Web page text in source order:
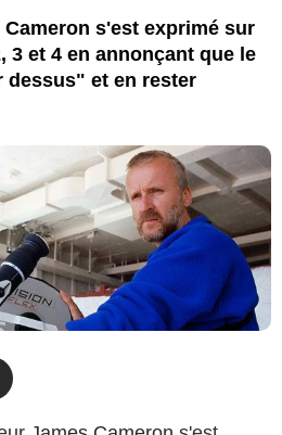
s'est exprimé sur
3 et 4 en annonçant que le
et en rester